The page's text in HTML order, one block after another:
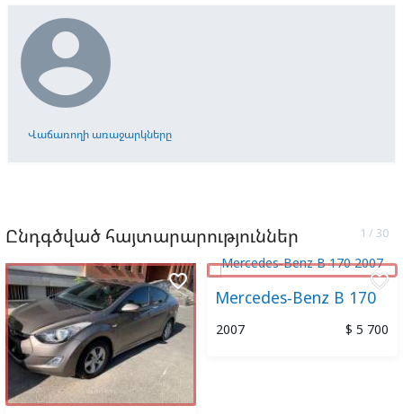

Վաճառողի առաջարկները
Ընդգծված հայտարարություններ
favorite_border
Mercedes-Benz B 170
2007 $ 5 700
favorite_border